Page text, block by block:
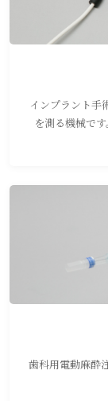
インプラント手
を測る機械で
歯科用電動麻酔